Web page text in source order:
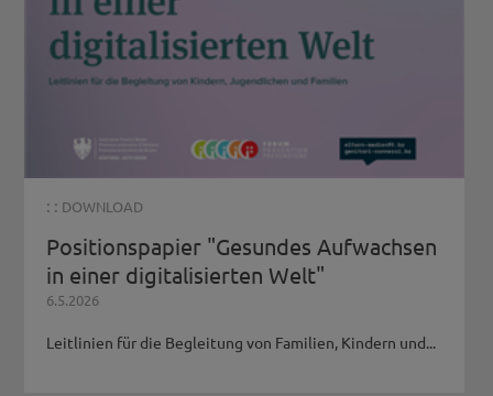
: : DOWNLOAD
Positionspapier "Gesundes Aufwachsen
in einer digitalisierten Welt"
6.5.2026
Leitlinien für die Begleitung von Familien, Kindern und...